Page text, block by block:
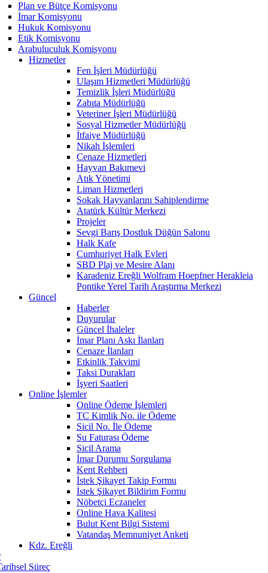
Plan ve Bütçe Komisyonu
İmar Komisyonu
Hukuk Komisyonu
Etik Komisyonu
Arabuluculuk Komisyonu
Hizmetler
Fen İşleri Müdürlüğü
Ulaşım Hizmetleri Müdürlüğü
Temizlik İşleri Müdürlüğü
Zabıta Müdürlüğü
Veteriner İşleri Müdürlüğü
Sosyal Hizmetler Müdürlüğü
İtfaiye Müdürlüğü
Nikah İşlemleri
Cenaze Hizmetleri
Hayvan Bakımevi
Atık Yönetimi
Liman Hizmetleri
Sokak Hayvanlarını Sahiplendirme
Atatürk Kültür Merkezi
Projeler
Sevgi Barış Dostluk Düğün Salonu
Halk Kafe
Cumhuriyet Halk Evleri
SBD Plaj ve Mesire Alanı
Karadeniz Ereğli Wolfram Hoepfner Herakleia
Pontike Yerel Tarih Araştırma Merkezi
Güncel
Haberler
Duyurular
Güncel İhaleler
İmar Planı Askı İlanları
Cenaze İlanları
Etkinlik Takvimi
Taksi Durakları
İşyeri Saatleri
Online İşlemler
Online Ödeme İşlemleri
TC Kimlik No. ile Ödeme
Sicil No. İle Ödeme
Su Faturası Ödeme
Sicil Arama
İmar Durumu Sorgulama
Kent Rehberi
İstek Şikayet Takip Formu
İstek Şikayet Bildirim Formu
Nöbetçi Eczaneler
Online Hava Kalitesi
Bulut Kent Bilgi Sistemi
Vatandaş Memnuniyet Anketi
Kdz. Ereğli
Süreç